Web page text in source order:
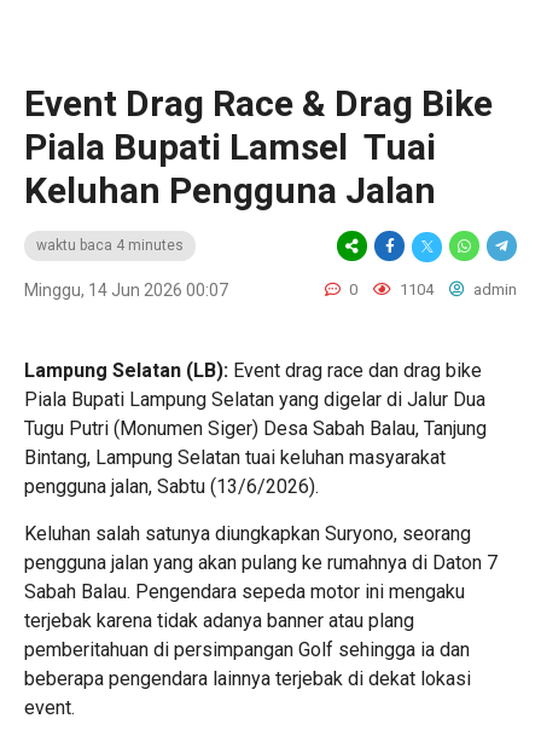
Event Drag Race & Drag Bike
Piala Bupati Lamsel Tuai
Keluhan Pengguna Jalan
waktu baca 4 minutes
Minggu, 14 Jun 2026 00:07 0 1104 admin
Lampung Selatan (LB): Event drag race dan drag bike
Piala Bupati Lampung Selatan yang digelar di Jalur Dua
Tugu Putri (Monumen Siger) Desa Sabah Balau, Tanjung
Bintang, Lampung Selatan tuai keluhan masyarakat
pengguna jalan, Sabtu (13/6/2026).
Keluhan salah satunya diungkapkan Suryono, seorang
pengguna jalan yang akan pulang ke rumahnya di Daton 7
Sabah Balau. Pengendara sepeda motor ini mengaku
terjebak karena tidak adanya banner atau plang
pemberitahuan di persimpangan Golf sehingga ia dan
beberapa pengendara lainnya terjebak di dekat lokasi
event.